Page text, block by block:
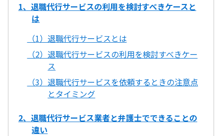
1、退職代行サービスの利用を検討すべきケースと
は
（1）退職代行サービスとは
（2）退職代行サービスの利用を検討すべきケー
ス
（3）退職代行サービスを依頼するときの注意点
とタイミング
2、退職代行サービス業者と弁護士でできることの
違い